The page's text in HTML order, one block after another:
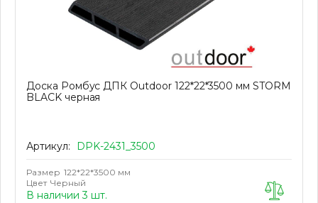
Доска Ромбус ДПК Outdoor 122*22*3500 мм STORM
BLACK черная
Артикул: DPK-2431_3500
Размер 122*22*3500 мм
Цвет Черный
В наличии 3 шт.